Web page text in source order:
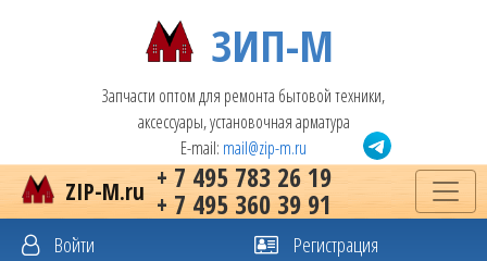
ЗИП-М
Запчасти оптом для ремонта бытовой техники,
аксессуары, установочная арматура
E-mail: mail@zip-m.ru
+ 7 495 783 26 19
+ 7 495 360 39 91
ZIP-M.ru
Войти Регистрация